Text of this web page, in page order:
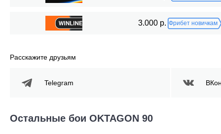
3.000 р. Фрибет новичкам
Расскажите друзьям
Telegram
Остальные бои OKTAGON 90